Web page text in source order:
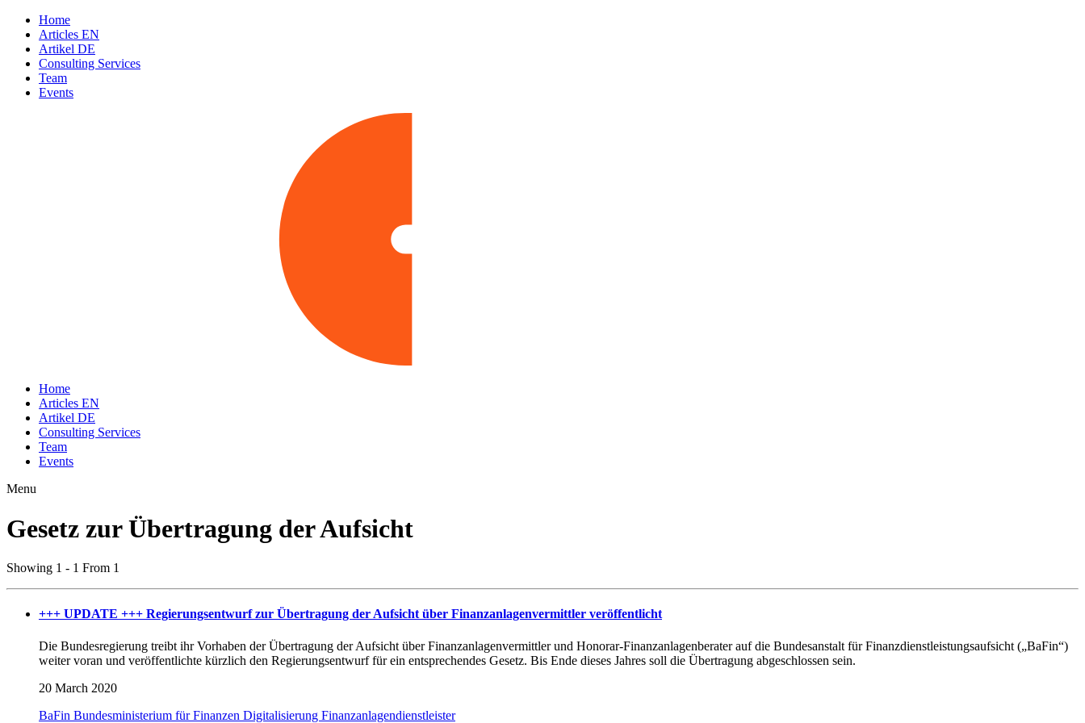
Home
Articles EN
Artikel DE
Consulting Services
Team
Events
Home
Articles EN
Artikel DE
Consulting Services
Team
Events
Menu
Gesetz zur Übertragung der Aufsicht
Showing 1 - 1 From 1
+++ UPDATE +++ Regierungsentwurf zur Übertragung der Aufsicht über Finanzanlagenvermittler veröffentlicht
Die Bundesregierung treibt ihr Vorhaben der Übertragung der Aufsicht über Finanzanlagenvermittler und Honorar-Finanzanlagenberater auf die Bundesanstalt für Finanzdienstleistungsaufsicht („BaFin“)
weiter voran und veröffentlichte kürzlich den Regierungsentwurf für ein entsprechendes Gesetz. Bis Ende dieses Jahres soll die Übertragung abgeschlossen sein.
20 March 2020
BaFin Bundesministerium für Finanzen Digitalisierung Finanzanlagendienstleister